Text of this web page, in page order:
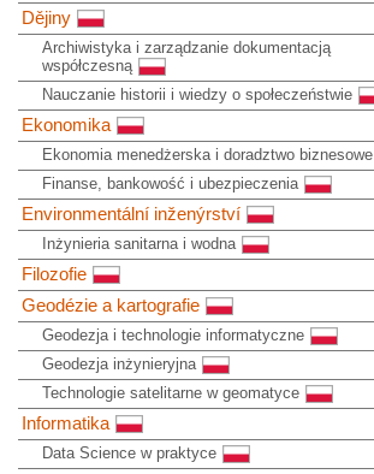
Dějiny
Archiwistyka i zarządzanie dokumentacją
współczesną
Nauczanie historii i wiedzy o społeczeństwie
Ekonomika
Ekonomia menedżerska i doradztwo biznesowe
Finanse, bankowość i ubezpieczenia
Environmentální inženýrství
Inżynieria sanitarna i wodna
Filozofie
Geodézie a kartografie
Geodezja i technologie informatyczne
Geodezja inżynieryjna
Technologie satelitarne w geomatyce
Informatika
Data Science w praktyce